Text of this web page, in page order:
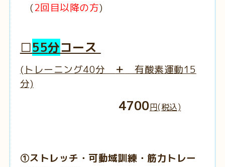
(2回目以降の方)
□55分コース
(トレーニング40分 ＋
有酸素運動15
分)
4700円(税込)
①ストレッチ・可動域訓練・筋力トレー